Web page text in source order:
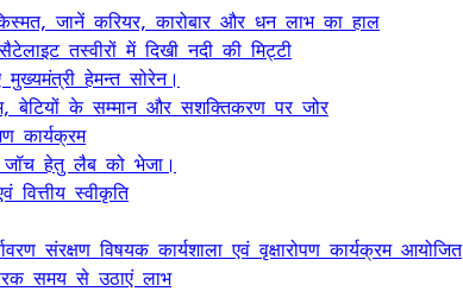
जानें करियर, कारोबार और धन लाभ का हाल
तस्वीरों में दिखी नदी की मिट्टी
मुख्यमंत्री हेमन्त सोरेन।
बेटियों के सम्मान और सशक्तिकरण पर जोर
कार्यक्रम
जॉच हेतु लैब को भेजा।
स्वीकृति
संरक्षण विषयक कार्यशाला एवं वृक्षारोपण कार्यक्रम आयोजित
समय से उठाएं लाभ